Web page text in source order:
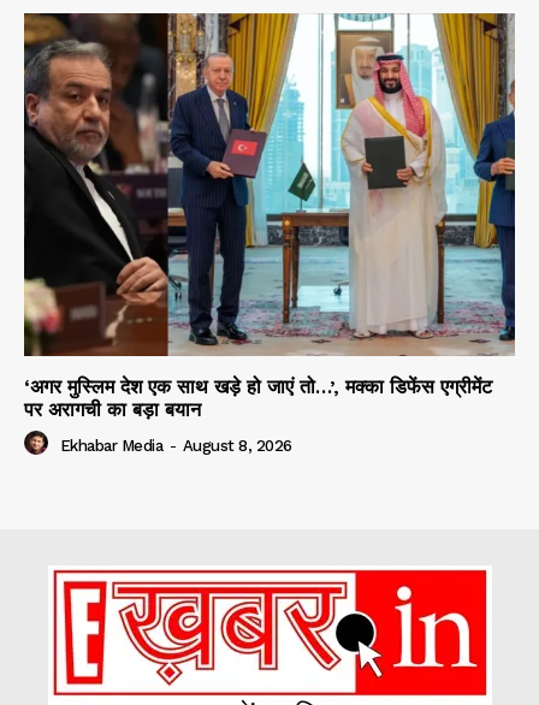
‘अगर मुस्लिम देश एक साथ खड़े हो जाएं तो…’, मक्का डिफेंस एग्रीमेंट
पर अरागची का बड़ा बयान
Ekhabar Media - August 8, 2026